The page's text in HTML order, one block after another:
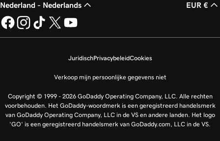
Nederland - Nederlands EUR €
JuridischPrivacybeleidCookies
Verkoop mijn persoonlijke gegevens niet
Copyright © 1999 - 2026 GoDaddy Operating Company, LLC. Alle rechten
voorbehouden. Het GoDaddy-woordmerk is een geregistreerd handelsmerk
van GoDaddy Operating Company, LLC in de VS en andere landen. Het logo
‘GO‘ is een geregistreerd handelsmerk van GoDaddy.com, LLC in de VS.